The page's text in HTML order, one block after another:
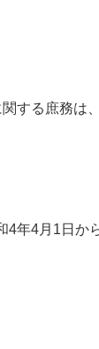
する庶務は
年4月1日か